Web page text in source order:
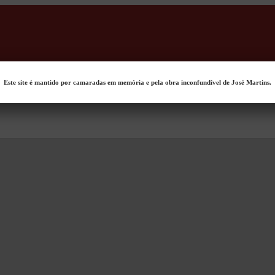
Este site é mantido por camaradas em memória e pela obra inconfundível de José Martins.